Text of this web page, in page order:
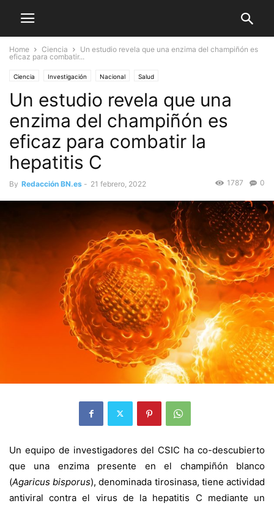
Home Ciencia
Un estudio revela que una enzima del champiñón es
eficaz para combatir...
Ciencia Investigación Nacional Salud
Un estudio revela que una
enzima del champiñón es
eficaz para combatir la
hepatitis C
By Redacción BN.es - 21 febrero, 2022 0
1787
Un equipo de investigadores del CSIC ha co-descubierto
que una enzima presente en el champiñón blanco
(Agaricus bisporus), denominada tirosinasa, tiene actividad
antiviral contra el virus de la hepatitis C mediante un